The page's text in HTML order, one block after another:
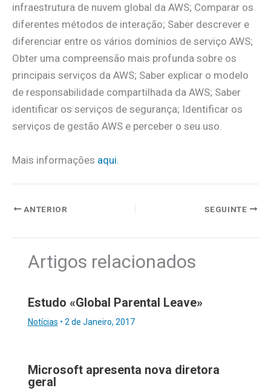
infraestrutura de nuvem global da AWS; Comparar os
diferentes métodos de interação; Saber descrever e
diferenciar entre os vários domínios de serviço AWS;
Obter uma compreensão mais profunda sobre os
principais serviços da AWS; Saber explicar o modelo
de responsabilidade compartilhada da AWS; Saber
identificar os serviços de segurança; Identificar os
serviços de gestão AWS e perceber o seu uso.
Mais informações aqui
ANTERIOR SEGUINTE
Artigos relacionados
Estudo «Global Parental Leave»
Notícias • 2 de Janeiro, 2017
Microsoft apresenta nova diretora
geral